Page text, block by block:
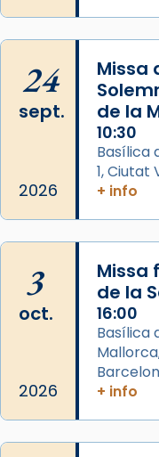
2 weeks ago
Memòria de les
Semproniana,
Acompanyant
partir de l’Edat
que les santes
Semproniana
eterna”) són
frare Joan
que les santes
Mataró en
Foto
24
sept.
2026
Missa
de la
10:30
Basílica
1, Ciutat
+ info
3
oct.
2026
Missa
de la
16:00
Basílica
+ info